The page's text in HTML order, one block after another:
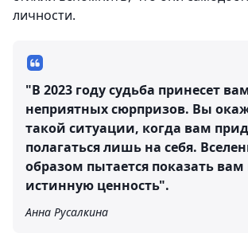
личности.
"В 2023 году судьба принесет
неприятных сюрпризов. Вы
такой ситуации, когда вам
полагаться лишь на себя.
образом пытается показать
истинную ценность".
Анна Русалкина